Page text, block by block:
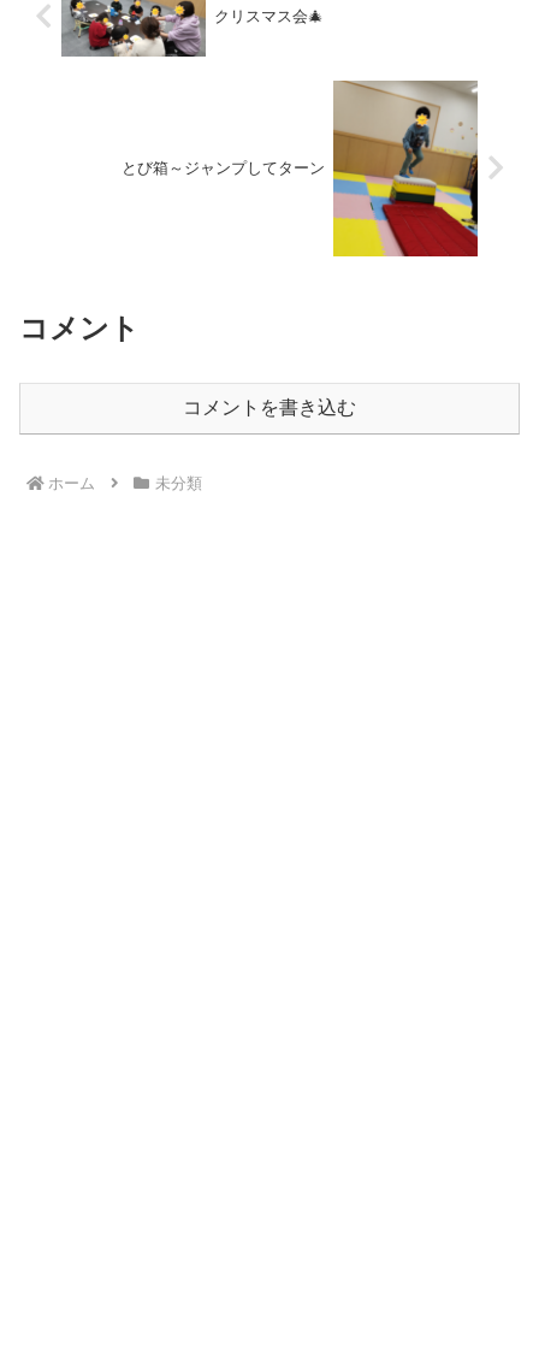
クリスマス会🎄
とび箱～ジャンプしてターン
コメント
コメントを書き込む
ホーム 未分類